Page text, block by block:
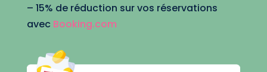
– 15% de réduction sur vos réservations
avec Booking.com